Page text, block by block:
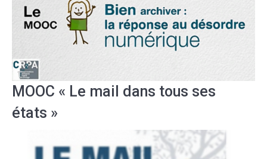
MOOC « Le mail dans tous ses
états »